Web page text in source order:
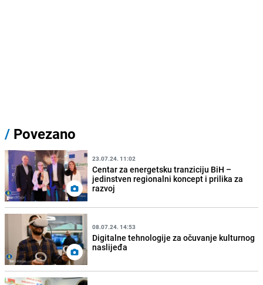
/ Povezano
23.07.24. 11:02
Centar za energetsku tranziciju BiH –
jedinstven regionalni koncept i prilika za
razvoj
08.07.24. 14:53
Digitalne tehnologije za očuvanje kulturnog
naslijeđa